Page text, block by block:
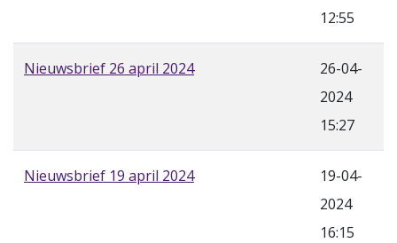
12:55
Nieuwsbrief 26 april 2024
26-04-
2024
15:27
Nieuwsbrief 19 april 2024
19-04-
2024
16:15